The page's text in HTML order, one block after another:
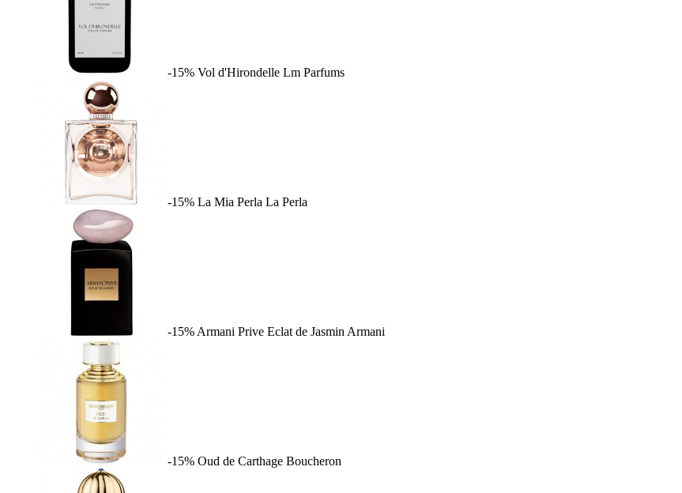
-15% Vol d'Hirondelle Lm Parfums
-15% La Mia Perla La Perla
-15% Armani Prive Eclat de Jasmin Armani
-15% Oud de Carthage Boucheron